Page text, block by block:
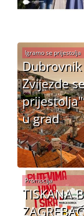
Zvijezde
u grad
Igramo se prijestolja
TISKANA
Promocija